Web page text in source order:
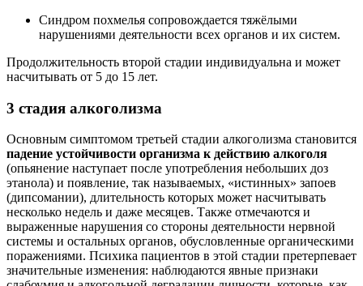
Синдром похмелья сопровождается тяжёлыми
нарушениями деятельности всех органов и их систем.
Продолжительность второй стадии индивидуальна и может
насчитывать от 5 до 15 лет.
3 стадия алкоголизма
Основным симптомом третьей стадии алкоголизма становится
падение устойчивости организма к действию алкоголя
(опьянение наступает после употребления небольших доз
этанола) и появление, так называемых, «истинных» запоев
(дипсомании), длительность которых может насчитывать
несколько недель и даже месяцев. Также отмечаются и
выраженные нарушения со стороны деятельности нервной
системы и остальных органов, обусловленные органическими
поражениями. Психика пациентов в этой стадии претерпевает
значительные изменения: наблюдаются явные признаки